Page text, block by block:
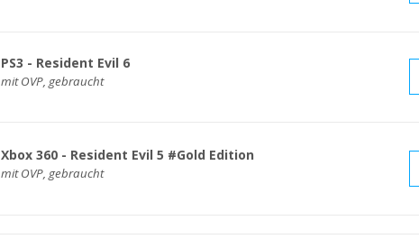
PS3 - Resident Evil 6
mit OVP, gebraucht
Xbox 360 - Resident Evil 5 #Gold Edition
mit OVP, gebraucht